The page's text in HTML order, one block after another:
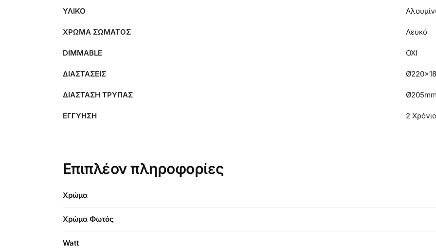
ΥΛΙΚΟ
ΧΡΩΜΑ ΣΩΜΑΤΟΣ Λευκό
DIMMABLE ΟΧΙ
ΔΙΑΣΤΑΣΕΙΣ
ΔΙΑΣΤΑΣΗ ΤΡΥΠΑΣ Ø205mm
ΕΓΓΥΗΣΗ 2
Επιπλέον πληροφορίες
Χρώμα
Χρώμα Φωτός
Watt